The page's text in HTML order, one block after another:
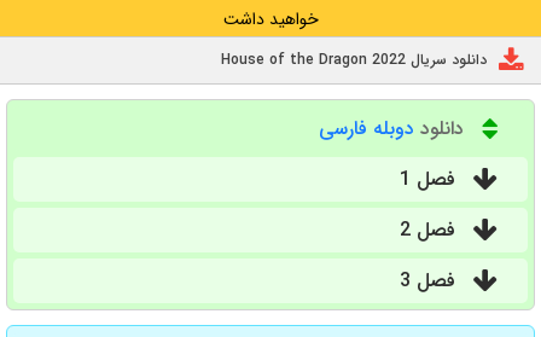
خواهید داشت
دانلود سریال House of the Dragon 2022
دانلود دوبله فارسی
فصل 1
فصل 2
فصل 3